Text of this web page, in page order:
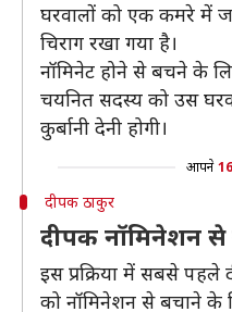
घरवालों को एक कमरे में
चिराग रखा गया है।
नॉमिनेट होने से बचने के
चयनित सदस्य को उस
कुर्बानी देनी होगी।
आपने
दीपक ठाकुर
दीपक नॉमिनेशन से
इस प्रक्रिया में सबसे पहले
को नॉमिनेशन से बचाने के